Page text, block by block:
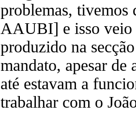
problemas, tivemos
AAUBI] e isso veio
produzido na
mandato, apesar de
até estavam a
trabalhar com o